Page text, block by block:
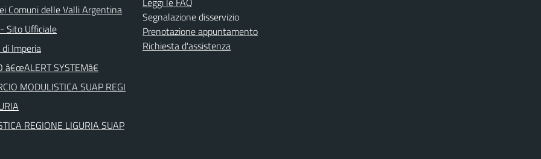
Comuni delle Valli Argentina
Sito Ufficiale
Imperia
â€œALERT SYSTEMâ€
MODULISTICA SUAP REGI
REGIONE LIGURIA SUAP
Segnalazione disservizio
Prenotazione appuntamento
Richiesta d'assistenza